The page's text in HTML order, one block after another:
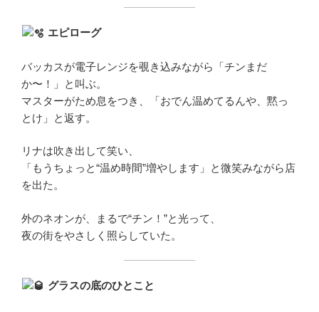
エピローグ
バッカスが電子レンジを覗き込みながら「チンまだ
か〜！」と叫ぶ。
マスターがため息をつき、「おでん温めてるんや、黙っ
とけ」と返す。
リナは吹き出して笑い、
「もうちょっと“温め時間”増やします」と微笑みながら店
を出た。
外のネオンが、まるで“チン！”と光って、
夜の街をやさしく照らしていた。
グラスの底のひとこと